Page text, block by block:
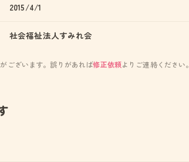
2015/4/1
社会福祉法人すみれ会
ございます。誤りがあれば修正依頼よりご連絡ください。